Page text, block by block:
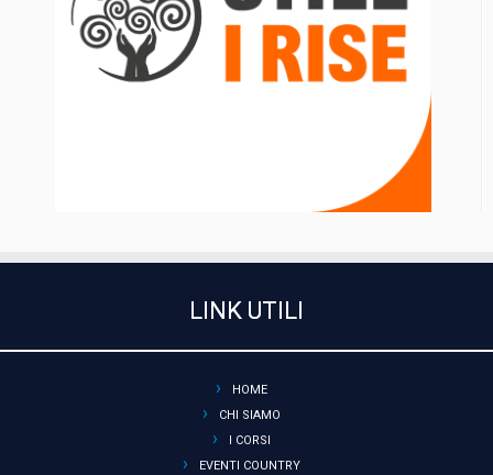
LINK UTILI
HOME
CHI SIAMO
I CORSI
EVENTI COUNTRY